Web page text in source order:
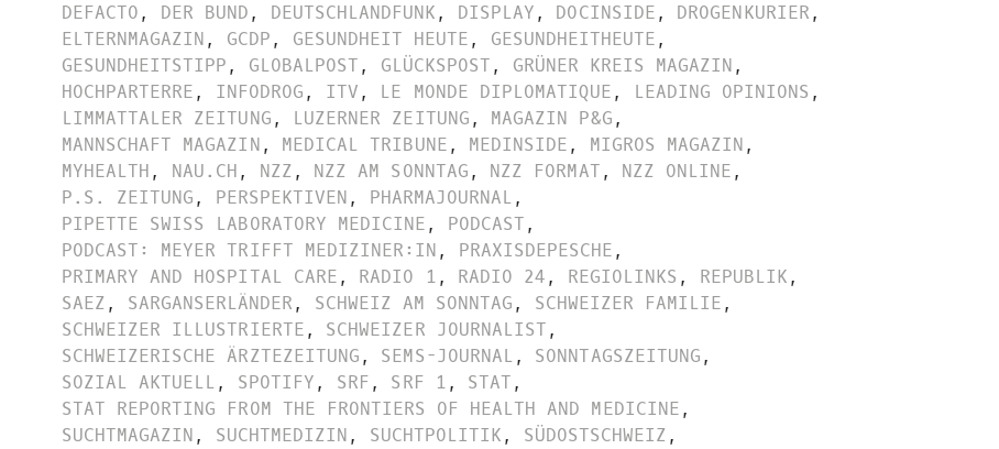
DEFACTO, DER BUND, DEUTSCHLANDFUNK, DISPLAY, DOCINSIDE, DROGENKURIER,
ELTERNMAGAZIN, GCDP, GESUNDHEIT HEUTE, GESUNDHEITHEUTE,
GESUNDHEITSTIPP, GLOBALPOST, GLÜCKSPOST, GRÜNER KREIS MAGAZIN,
HOCHPARTERRE, INFODROG, ITV, LE MONDE DIPLOMATIQUE, LEADING OPINIONS ,
LIMMATTALER ZEITUNG, LUZERNER ZEITUNG, MAGAZIN P&G,
MANNSCHAFT MAGAZIN, MEDICAL TRIBUNE, MEDINSIDE, MIGROS MAGAZIN,
MYHEALTH, NAU.CH, NZZ, NZZ AM SONNTAG, NZZ FORMAT, NZZ ONLINE,
P.S. ZEITUNG, PERSPEKTIVEN, PHARMAJOURNAL,
PIPETTE SWISS LABORATORY MEDICINE, PODCAST,
PODCAST: MEYER TRIFFT MEDIZINER:IN, PRAXISDEPESCHE,
PRIMARY AND HOSPITAL CARE, RADIO 1, RADIO 24, REGIOLINKS , REPUBLIK,
SAEZ, SARGANSERLÄNDER, SCHWEIZ AM SONNTAG, SCHWEIZER FAMILIE,
SCHWEIZER ILLUSTRIERTE, SCHWEIZER JOURNALIST,
SCHWEIZERISCHE ÄRZTEZEITUNG, SEMS-JOURNAL, SONNTAGSZEITUNG,
SOZIAL AKTUELL, SPOTIFY, SRF, SRF 1, STAT,
STAT REPORTING FROM THE FRONTIERS OF HEALTH AND MEDICINE,
SUCHTMAGAZIN, SUCHTMEDIZIN, SUCHTPOLITIK, SÜDOSTSCHWEIZ,